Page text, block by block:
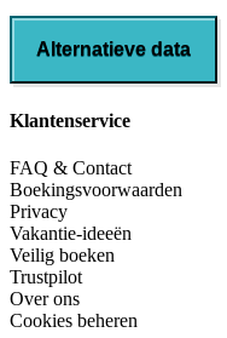
Alternatieve data
Klantenservice
FAQ & Contact
Boekingsvoorwaarden
Privacy
Vakantie-ideeën
Veilig boeken
Trustpilot
Over ons
Cookies beheren